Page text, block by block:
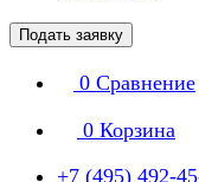
Подать заявку
0 Сравнение
0 Корзина
+7 (495) 492-